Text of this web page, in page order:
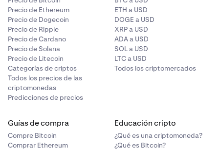
Precio de Ethereum
Precio de Dogecoin
Precio de Ripple
Precio de Cardano
Precio de Solana
Precio de Litecoin
Categorías de criptos
Todos los precios de las
criptomonedas
Predicciones de precios
ETH a USD
DOGE a USD
XRP a USD
ADA a USD
SOL a USD
LTC a USD
Todos los criptomercados
Guías de compra
Compre Bitcoin
Comprar Ethereum
Educación cripto
¿Qué es una criptomoneda?
¿Qué es Bitcoin?